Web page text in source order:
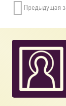
Предыдущая